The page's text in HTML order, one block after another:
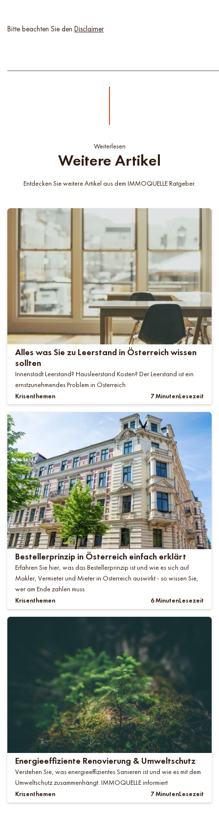
Bitte beachten Sie den Disclaimer
Weiterlesen
Weitere Artikel
Entdecken Sie weitere Artikel aus dem IMMOQUELLE Ratgeber.
Alles was Sie zu Leerstand in Österreich wissen
sollten
Innenstadt Leerstand? Hausleerstand Kosten? Der Leerstand ist ein
ernstzunehmendes Problem in Österreich
Krisenthemen 7 MinutenLesezeit
Bestellerprinzip in Österreich einfach erklärt
Erfahren Sie hier, was das Bestellerprinzip ist und wie es sich auf
Makler, Vermieter und Mieter in Österreich auswirkt - so wissen Sie,
wer am Ende zahlen muss
Krisenthemen 6 MinutenLesezeit
Energieeffiziente Renovierung & Umweltschutz
Verstehen Sie, was energieeffizientes Sanieren ist und wie es mit dem
Umweltschutz zusammenhängt. IMMOQUELLE informiert
Krisenthemen 7 MinutenLesezeit